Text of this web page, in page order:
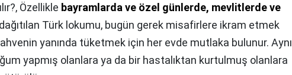
Özellikle bayramlarda ve özel günlerde, mevlitlerde ve
dağıtılan Türk lokumu, bugün gerek misafirlere ikram etmek
yanında tüketmek için her evde mutlaka bulunur. Aynı
yapmış olanlara ya da bir hastalıktan kurtulmuş olanlara